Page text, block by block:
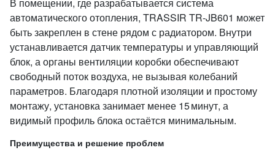
автоматического отопления, TRASSIR TR-JB601 может
быть закреплен в стене рядом с радиатором. Внутри
устанавливается датчик температуры и управляющий
блок, а органы вентиляции коробки обеспечивают
свободный поток воздуха, не вызывая колебаний
параметров. Благодаря плотной изоляции и простому
монтажу, установка занимает менее 15 минут, а
видимый профиль блока остаётся минимальным.
Преимущества и решение проблем